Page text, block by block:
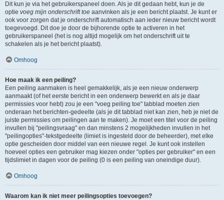
Dit kun je via het gebruikerspaneel doen. Als je dit gedaan hebt, kun je de
optie voeg mijn onderschrift toe aanvinken als je een bericht plaatst. Je kunt er
ook voor zorgen dat je onderschrift automatisch aan ieder nieuw bericht wordt
toegevoegd. Dit doe je door de bijhorende optie te activeren in het
gebruikerspaneel (het is nog altijd mogelijk om het onderschrift uit te
schakelen als je het bericht plaatst).
Omhoog
Hoe maak ik een peiling?
Een peiling aanmaken is heel gemakkelijk, als je een nieuw onderwerp
aanmaakt (of het eerste bericht in een onderwerp bewerkt en als je daar
permissies voor hebt) zou je een "voeg peiling toe" tabblad moeten zien
onderaan het berichten-gedeelte (als je dit tabblad niet kan zien, heb je niet de
juiste permissies om peilingen aan te maken). Je moet een titel voor de peiling
invullen bij "peilingsvraag" en dan minstens 2 mogelijkheden invullen in het
"peilingopties"-tekstgedeelte (limiet is ingesteld door de beheerder), met elke
optie gescheiden door middel van een nieuwe regel. Je kunt ook instellen
hoeveel opties een gebruiker mag kiezen onder "opties per gebruiker" en een
tijdslimiet in dagen voor de peiling (0 is een peiling van oneindige duur).
Omhoog
Waarom kan ik niet meer peilingsopties toevoegen?